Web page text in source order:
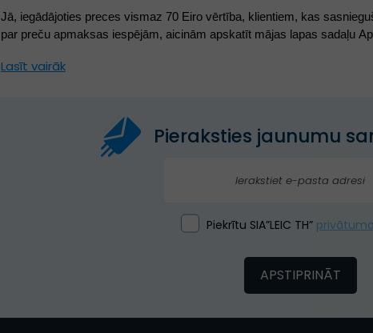
Jā, iegādājoties preces vismaz 70 Eiro vērtība, klientiem, kas
par preču apmaksas iespējām, aicinām apskatīt mājas lapas sadaļu
Lasīt vairāk
Pieraksties jaunumu
Piekrītu SIA”LEIC TH”
APSTIPRINĀT